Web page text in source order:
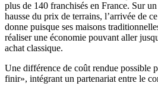
plus de 140 franchisés en France. Sur
hausse du prix de terrains, l’arrivée de
donne puisque ses maisons
réaliser une économie pouvant aller
achat classique.
Une différence de coût rendue possible
finir», intégrant un partenariat entre le